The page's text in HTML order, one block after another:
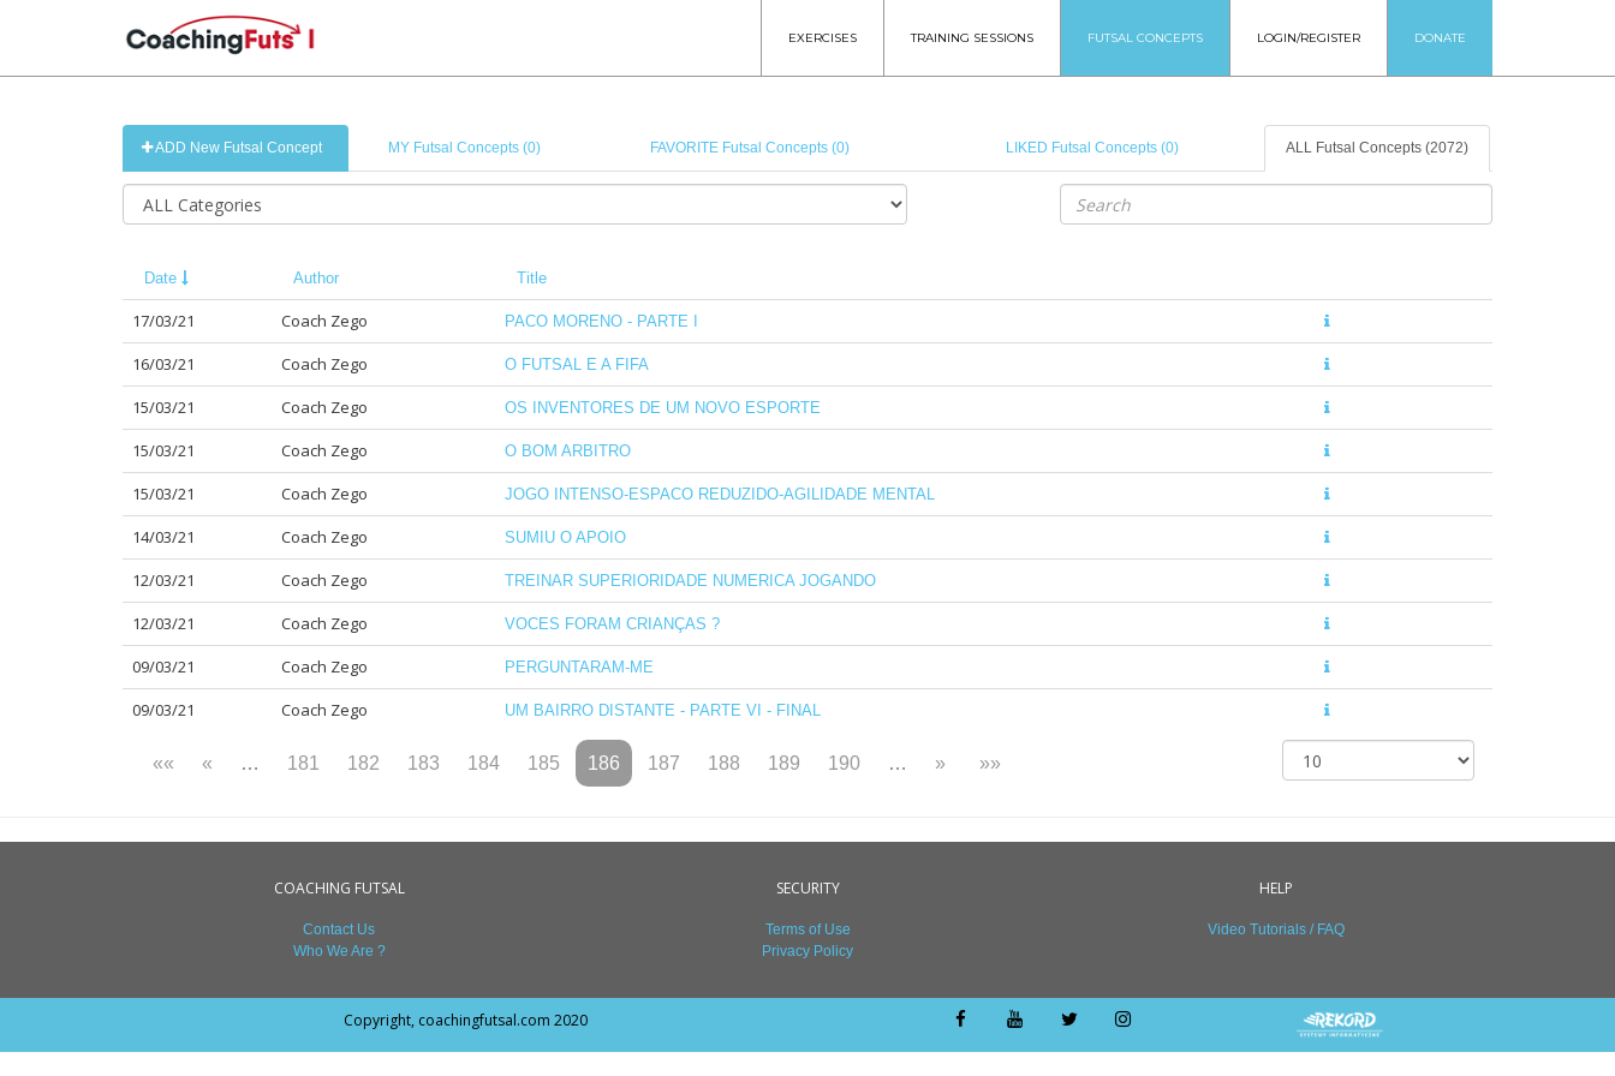
EXERCISES TRAINING SESSIONS FUTSAL CONCEPTS LOGIN/REGISTER DONATE
ADD New Futsal Concept MY Futsal Concepts (0) FAVORITE Futsal Concepts (0) LIKED Futsal Concepts (0) ALL Futsal Concepts (2072)
Date Author Title
17/03/21 Coach Zego PACO MORENO - PARTE I
16/03/21 Coach Zego O FUTSAL E A FIFA
15/03/21 Coach Zego OS INVENTORES DE UM NOVO ESPORTE
15/03/21 Coach Zego O BOM ARBITRO
15/03/21 Coach Zego JOGO INTENSO-ESPACO REDUZIDO-AGILIDADE MENTAL
14/03/21 Coach Zego SUMIU O APOIO
12/03/21 Coach Zego TREINAR SUPERIORIDADE NUMERICA JOGANDO
12/03/21 Coach Zego VOCES FORAM CRIANÇAS ?
09/03/21 Coach Zego PERGUNTARAM-ME
09/03/21 Coach Zego UM BAIRRO DISTANTE - PARTE VI - FINAL
«« « … 181 182 183 184 185 186 187 188 189 190 … » »»
COACHING FUTSAL
Contact Us
Who We Are ?
SECURITY
Terms of Use
Privacy Policy
HELP
Video Tutorials / FAQ
Copyright, coachingfutsal.com 2020